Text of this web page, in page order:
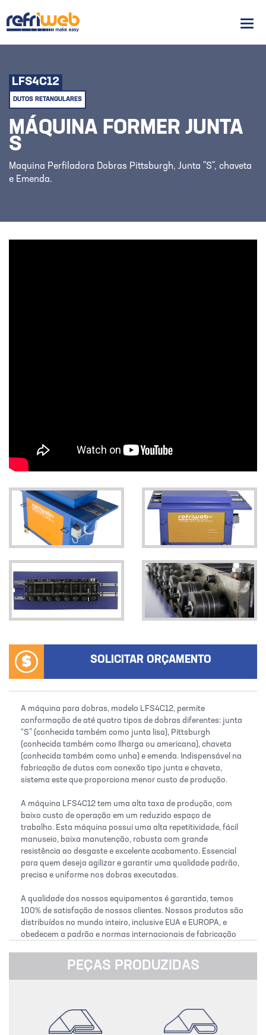
LFS4C12
DUTOS RETANGULARES
MÁQUINA FORMER JUNTA
S
Maquina Perfiladora Dobras Pittsburgh, Junta "S", chaveta
e Emenda.
SOLICITAR ORÇAMENTO
A máquina para dobras, modelo LFS4C12, permite
conformação de até quatro tipos de dobras diferentes: junta
“S” (conhecida também como junta lisa), Pittsburgh
(conhecida também como Ilharga ou americana), chaveta
(conhecida também como unha) e emenda. Indispensável na
fabricação de dutos com conexão tipo junta e chaveta,
sistema este que proporciona menor custo de produção.
A máquina LFS4C12 tem uma alta taxa de produção, com
baixo custo de operação em um reduzido espaço de
trabalho. Esta máquina possui uma alta repetitividade, fácil
manuseio, baixa manutenção, robusta com grande
resistência ao desgaste e excelente acabamento. Essencial
para quem deseja agilizar e garantir uma qualidade padrão,
precisa e uniforme nos dobras executadas.
A qualidade dos nossos equipamentos é garantida, temos
100% de satisfação de nossos clientes. Nossos produtos são
distribuídos no mundo inteiro, inclusive EUA e EUROPA, e
obedecem a padrão e normas internacionais de fabricação
oferecer o melhor acabamento ao seu projeto e lhe
proporcionar a satisfação de trabalhar com um de nossos
equipamentos, automatizando quatro processos de
PEÇAS PRODUZIDAS